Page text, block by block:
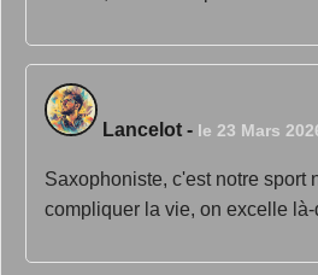
Lancelot - le 23 Mars
Saxophoniste, c'est notre sport
compliquer la vie, on excelle là-